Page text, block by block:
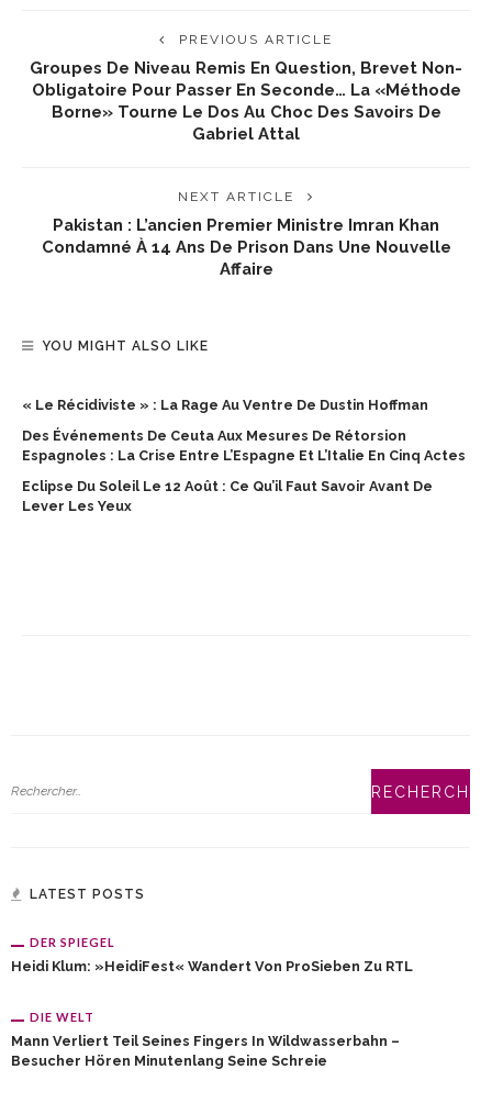
PREVIOUS ARTICLE
Groupes De Niveau Remis En Question, Brevet Non-
Obligatoire Pour Passer En Seconde… La «méthode
Borne» Tourne Le Dos Au Choc Des Savoirs De
Gabriel Attal
NEXT ARTICLE
Pakistan : L’ancien Premier Ministre Imran Khan
Condamné À 14 Ans De Prison Dans Une Nouvelle
Affaire
YOU MIGHT ALSO LIKE
« Le Récidiviste » : La Rage Au Ventre De Dustin Hoffman
Des Événements De Ceuta Aux Mesures De Rétorsion
Espagnoles : La Crise Entre L’Espagne Et L’Italie En Cinq Actes
Eclipse Du Soleil Le 12 Août : Ce Qu’il Faut Savoir Avant De
Lever Les Yeux
LATEST POSTS
DER SPIEGEL
Heidi Klum: »HeidiFest« Wandert Von ProSieben Zu RTL
DIE WELT
Mann Verliert Teil Seines Fingers In Wildwasserbahn –
Besucher Hören Minutenlang Seine Schreie